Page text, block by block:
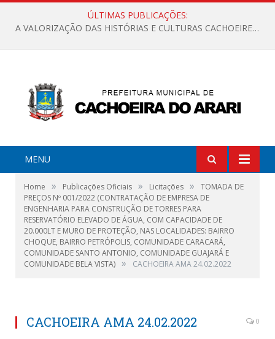
ÚLTIMAS PUBLICAÇÕES:
A VALORIZAÇÃO DAS HISTÓRIAS E CULTURAS CACHOEIRENSES
MENU
Home » Publicações Oficiais » Licitações »
TOMADA DE
PREÇOS Nº 001/2022 (CONTRATAÇÃO DE EMPRESA DE
ENGENHARIA PARA CONSTRUÇÃO DE TORRES PARA
RESERVATÓRIO ELEVADO DE ÁGUA, COM CAPACIDADE DE
20.000LT E MURO DE PROTEÇÃO, NAS LOCALIDADES: BAIRRO
CHOQUE, BAIRRO PETRÓPOLIS, COMUNIDADE CARACARÁ,
COMUNIDADE SANTO ANTONIO, COMUNIDADE GUAJARÁ E
COMUNIDADE BELA VISTA) » CACHOEIRA AMA 24.02.2022
CACHOEIRA AMA 24.02.2022 0